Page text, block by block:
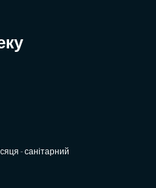
- санітарний